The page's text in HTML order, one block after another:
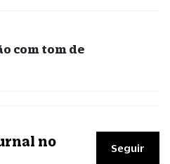
com tom de
no
Seguir